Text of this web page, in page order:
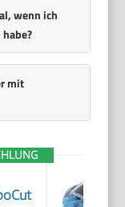
wenn ich
mit